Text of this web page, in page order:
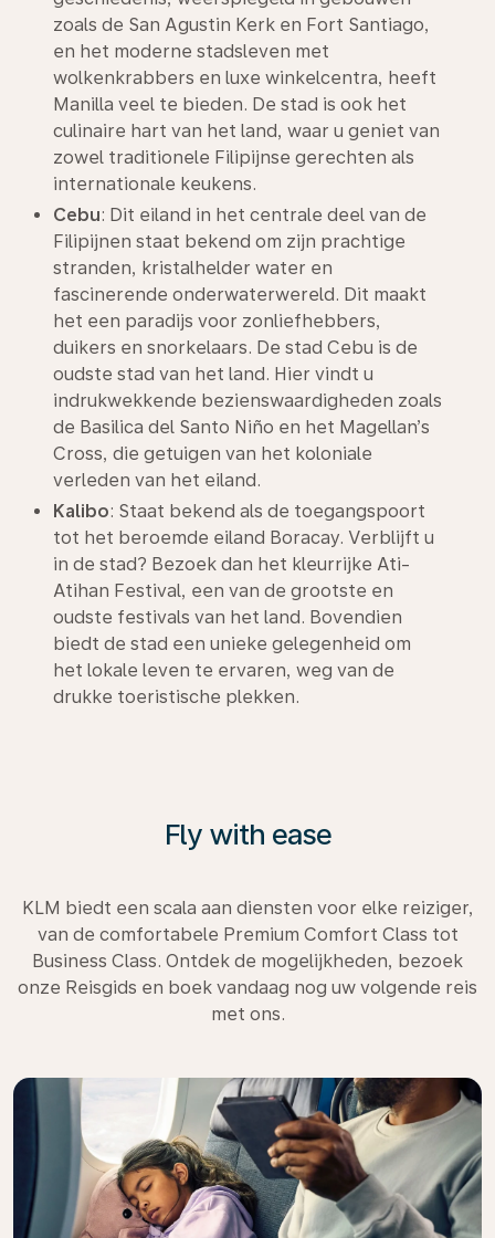
zoals de San Agustin Kerk en Fort Santiago,
en het moderne stadsleven met
wolkenkrabbers en luxe winkelcentra, heeft
Manilla veel te bieden. De stad is ook het
culinaire hart van het land, waar u geniet van
zowel traditionele Filipijnse gerechten als
internationale keukens.
Cebu: Dit eiland in het centrale deel van de
Filipijnen staat bekend om zijn prachtige
stranden, kristalhelder water en
fascinerende onderwaterwereld. Dit maakt
het een paradijs voor zonliefhebbers,
duikers en snorkelaars. De stad Cebu is de
oudste stad van het land. Hier vindt u
indrukwekkende bezienswaardigheden zoals
de Basilica del Santo Niño en het Magellan’s
Cross, die getuigen van het koloniale
verleden van het eiland.
Kalibo: Staat bekend als de toegangspoort
tot het beroemde eiland Boracay. Verblijft u
in de stad? Bezoek dan het kleurrijke Ati-
Atihan Festival, een van de grootste en
oudste festivals van het land. Bovendien
biedt de stad een unieke gelegenheid om
het lokale leven te ervaren, weg van de
drukke toeristische plekken.
Fly with ease
KLM biedt een scala aan diensten voor elke reiziger,
van de comfortabele Premium Comfort Class tot
Business Class. Ontdek de mogelijkheden, bezoek
onze Reisgids en boek vandaag nog uw volgende reis
met ons.